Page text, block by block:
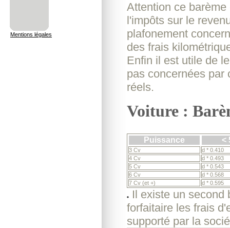
Mentions légales
Attention ce
l'impôts sur le
plafonement
des frais
Enfin il est utile de
pas concernées par
réels.
Voiture :
Puissance <
3 Cv
d * 0.410
4 Cv
d * 0.493
5 Cv
d * 0.543
6 Cv
d * 0.568
7 Cv (et +)
d * 0.595
Il existe un second
forfaitaire les frais
supporté par la